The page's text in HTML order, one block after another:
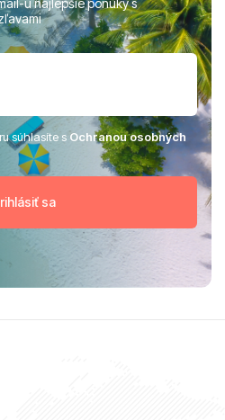
u najlepšie ponuky s
súhlasíte sOchranou osobných